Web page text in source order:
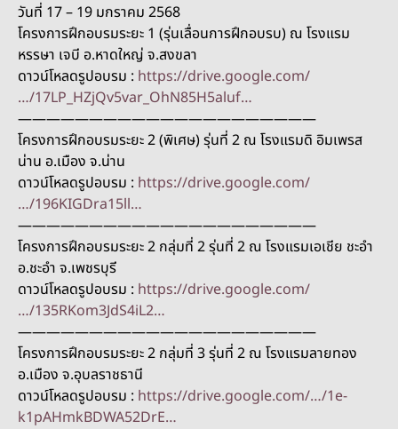
วันที่ 17 – 19 มกราคม 2568
โครงการฝึกอบรมระยะ 1 (รุ่นเลื่อนการฝึกอบรบ) ณ โรงแรม
หรรษา เจบี อ.หาดใหญ่ จ.สงขลา
ดาวน์โหลดรูปอบรม : https://drive.google.com/
…/17LP_HZjQv5var_OhN85H5aluf…
—————————————————————
โครงการฝึกอบรมระยะ 2 (พิเศษ) รุ่นที่ 2 ณ โรงแรมดิ อิมเพรส
น่าน อ.เมือง จ.น่าน
ดาวน์โหลดรูปอบรม : https://drive.google.com/
…/196KIGDra15ll…
—————————————————————
โครงการฝึกอบรมระยะ 2 กลุ่มที่ 2 รุ่นที่ 2 ณ โรงแรมเอเชีย ชะอำ
อ.ชะอำ จ.เพชรบุรี
ดาวน์โหลดรูปอบรม : https://drive.google.com/
…/135RKom3JdS4iL2…
—————————————————————
โครงการฝึกอบรมระยะ 2 กลุ่มที่ 3 รุ่นที่ 2 ณ โรงแรมลายทอง
อ.เมือง จ.อุบลราชธานี
ดาวน์โหลดรูปอบรม : https://drive.google.com/…/1e-
k1pAHmkBDWA52DrE…